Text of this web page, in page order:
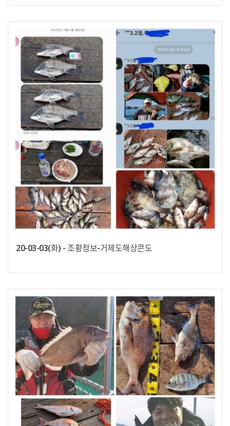
20-03-03(화) - 조황정보-거제도해상콘도